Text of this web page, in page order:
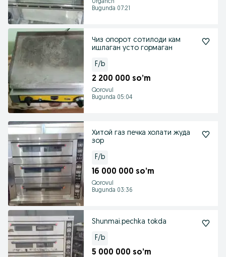
Urganch
Bugunda 07:21
Чиз опорот сотилоди кам
ишлаган усто гормаган
F/b
2 200 000 so’m
Qorovul
Bugunda 05:04
Хитой газ печка холати жуда
зор
F/b
16 000 000 so’m
Qorovul
Bugunda 03:36
Shunmai.pechka tokda
F/b
5 000 000 so’m